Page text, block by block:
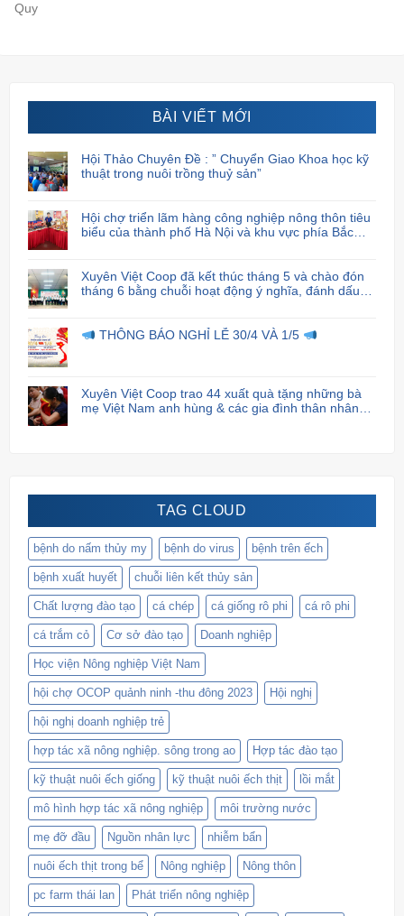
Quy
BÀI VIẾT MỚI
Hội Thảo Chuyên Đề : ” Chuyển Giao Khoa học kỹ
thuật trong nuôi trồng thuỷ sản”
Hội chợ triển lãm hàng công nghiệp nông thôn tiêu
biểu của thành phố Hà Nội và khu vực phía Bắc
Xuyên Việt Coop đã kết thúc tháng 5 và chào đón
tháng 6 bằng chuỗi hoạt động ý nghĩa, đánh dấu
THÔNG BÁO NGHỈ LỄ 30/4 VÀ 1/5
Xuyên Việt Coop trao 44 xuất quà tặng những bà
mẹ Việt Nam anh hùng & các gia đình thân nhân
TAG CLOUD
bệnh do nấm thủy my bệnh do virus bệnh trên ếch
bệnh xuất huyết chuỗi liên kết thủy sản
Chất lượng đào tạo cá chép cá giống rô phi cá rô phi
cá trắm cỏ Cơ sở đào tạo Doanh nghiệp
Học viện Nông nghiệp Việt Nam
hội chợ OCOP quảnh ninh -thu đông 2023 Hội nghị
hội nghị doanh nghiệp trẻ
hợp tác xã nông nghiệp. sông trong ao Hợp tác đào tạo
kỹ thuật nuôi ếch giống kỹ thuật nuôi ếch thịt lồi mắt
mô hình hợp tác xã nông nghiệp môi trường nước
mẹ đỡ đầu Nguồn nhân lực nhiễm bẩn
nuôi ếch thịt trong bể Nông nghiệp Nông thôn
pc farm thái lan Phát triển nông nghiệp